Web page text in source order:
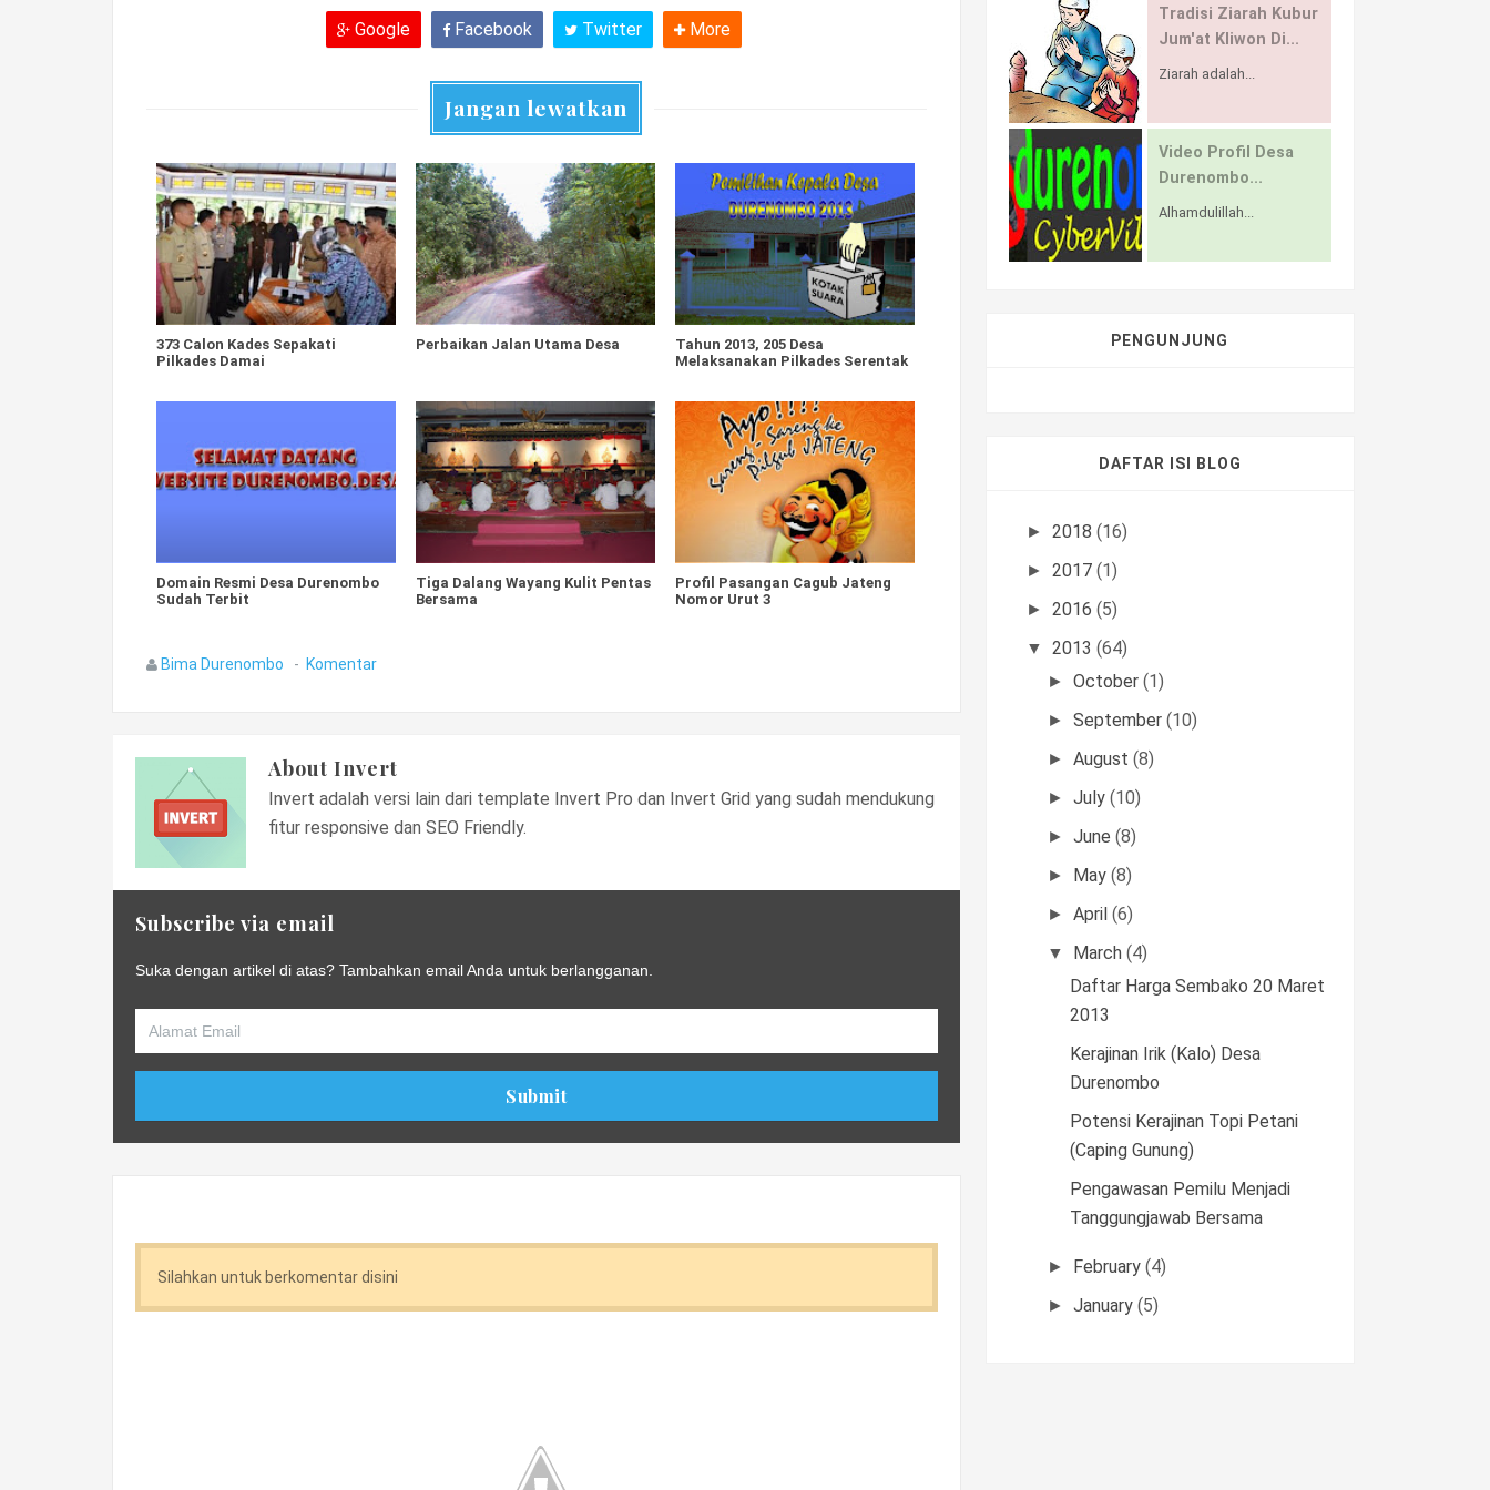
Google Facebook Twitter More
Jangan lewatkan
373 Calon Kades Sepakati
Pilkades Damai
Perbaikan Jalan Utama Desa
Tahun 2013, 205 Desa
Melaksanakan Pilkades Serentak
Domain Resmi Desa Durenombo
Sudah Terbit
Tiga Dalang Wayang Kulit Pentas
Bersama
Profil Pasangan Cagub Jateng
Nomor Urut 3
Bima Durenombo Komentar
About Invert
Invert adalah versi lain dari template Invert Pro dan Invert Grid yang sudah mendukung
fitur responsive dan SEO Friendly.
Subscribe via email
Suka dengan artikel di atas? Tambahkan email Anda untuk berlangganan.
Silahkan untuk berkomentar disini
Tradisi Ziarah Kubur
Jum'at Kliwon Di...
Ziarah adalah...
Video Profil Desa
Durenombo...
Alhamdulillah...
PENGUNJUNG
DAFTAR ISI BLOG
► 2018 (16)
► 2017 (1)
► 2016 (5)
▼ 2013 (64)
► October (1)
► September (10)
► August (8)
► July (10)
► June (8)
► May (8)
► April (6)
▼ March (4)
Daftar Harga Sembako 20 Maret
2013
Kerajinan Irik (Kalo) Desa
Durenombo
Potensi Kerajinan Topi Petani
(Caping Gunung)
Pengawasan Pemilu Menjadi
Tanggungjawab Bersama
► February (4)
► January (5)